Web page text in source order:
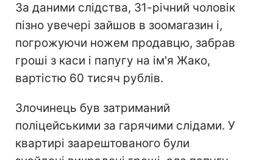
За даними слідства, 31-річний чоловік
пізно увечері зайшов в зоомагазин і,
погрожуючи ножем продавцю, забрав
гроші з каси і папугу на ім'я Жако,
вартістю 60 тисяч рублів.
Злочинець був затриманий
поліцейськими за гарячими слідами. У
квартирі заарештованого були